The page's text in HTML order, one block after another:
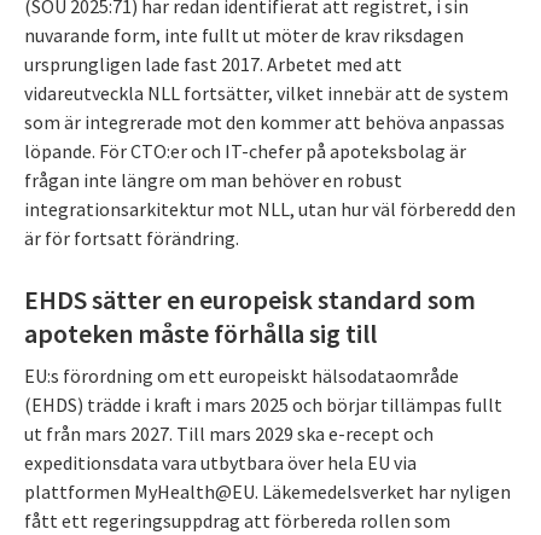
(SOU 2025:71) har redan identifierat att registret, i sin
nuvarande form, inte fullt ut möter de krav riksdagen
ursprungligen lade fast 2017. Arbetet med att
vidareutveckla NLL fortsätter, vilket innebär att de system
som är integrerade mot den kommer att behöva anpassas
löpande. För CTO:er och IT-chefer på apoteksbolag är
frågan inte längre om man behöver en robust
integrationsarkitektur mot NLL, utan hur väl förberedd den
är för fortsatt förändring.
EHDS sätter en europeisk standard som
apoteken måste förhålla sig till
EU:s förordning om ett europeiskt hälsodataområde
(EHDS) trädde i kraft i mars 2025 och börjar tillämpas fullt
ut från mars 2027. Till mars 2029 ska e-recept och
expeditionsdata vara utbytbara över hela EU via
plattformen MyHealth@EU. Läkemedelsverket har nyligen
fått ett regeringsuppdrag att förbereda rollen som